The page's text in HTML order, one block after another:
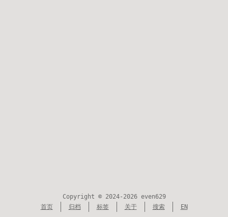
Copyright © 2024-2026 even629
首页
归档 标签 关于 搜索 EN